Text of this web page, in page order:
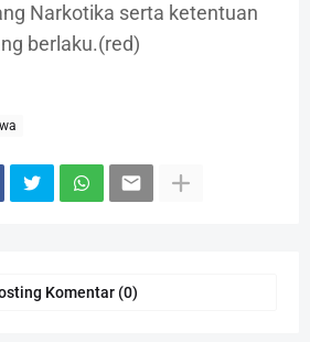
Narkotika serta ketentuan
berlaku.(red)
Komentar (0)